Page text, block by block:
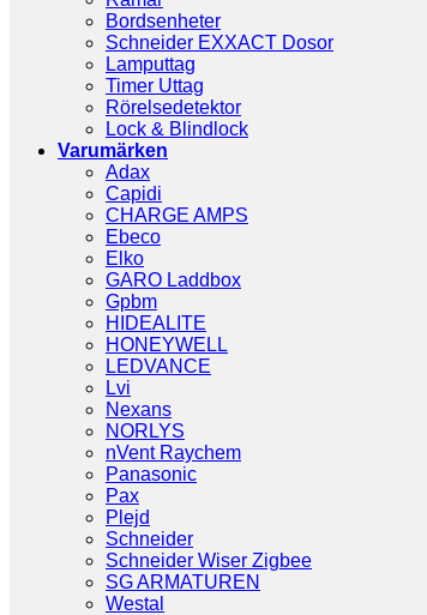
Bordsenheter
Schneider EXXACT Dosor
Lamputtag
Timer Uttag
Rörelsedetektor
Lock & Blindlock
Varumärken
Adax
Capidi
CHARGE AMPS
Ebeco
Elko
GARO Laddbox
Gpbm
HIDEALITE
HONEYWELL
LEDVANCE
Lvi
Nexans
NORLYS
nVent Raychem
Panasonic
Pax
Plejd
Schneider
Schneider Wiser Zigbee
SG ARMATUREN
Westal